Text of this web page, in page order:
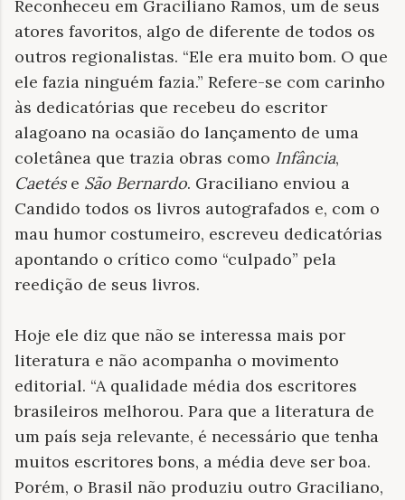
Reconheceu em Graciliano Ramos, um de seus
atores favoritos, algo de diferente de todos os
outros regionalistas. “Ele era muito bom. O que
ele fazia ninguém fazia.” Refere-se com carinho
às dedicatórias que recebeu do escritor
alagoano na ocasião do lançamento de uma
coletânea que trazia obras como Infância,
Caetése São Bernardo. Graciliano enviou a
Candido todos os livros autografados e, com o
mau humor costumeiro, escreveu dedicatórias
apontando o crítico como “culpado” pela
reedição de seus livros.
Hoje ele diz que não se interessa mais por
literatura e não acompanha o movimento
editorial. “A qualidade média dos escritores
brasileiros melhorou. Para que a literatura de
um país seja relevante, é necessário que tenha
muitos escritores bons, a média deve ser boa.
Porém, o Brasil não produziu outro Graciliano,